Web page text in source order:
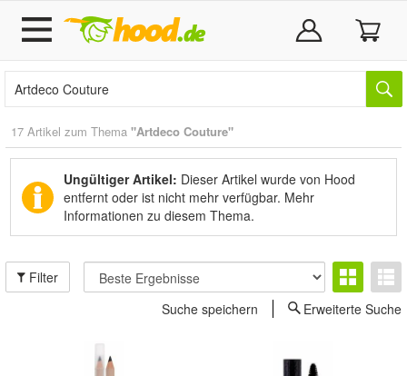
17 Artikel zum Thema "Artdeco Couture"
Ungültiger Artikel: Dieser Artikel wurde von Hood
entfernt oder ist nicht mehr verfügbar. Mehr
Informationen zu diesem Thema.
Filter
Suche speichern
Erweiterte Suche